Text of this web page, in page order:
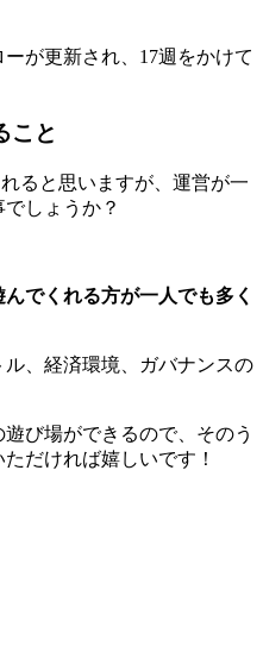
が更新され、17週をかけて
こと
ると思いますが、運営が一
しょうか？
でくれる方が一人でも多く
、経済環境、ガバナンスの
び場ができるので、そのう
だければ嬉しいです！